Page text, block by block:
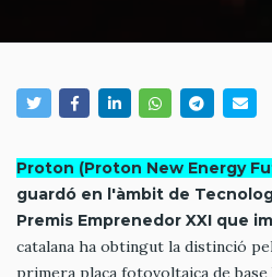
Proton (Proton New Energy
guardó en l'àmbit de
Premis Emprenedor XXI que
catalana ha obtingut la distinció
primera placa fotovoltaica de